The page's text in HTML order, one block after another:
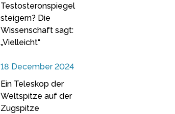
Testosteronspiegel
steigern? Die
Wissenschaft sagt:
„Vielleicht“
18 December 2024
Ein Teleskop der
Weltspitze auf der
Zugspitze